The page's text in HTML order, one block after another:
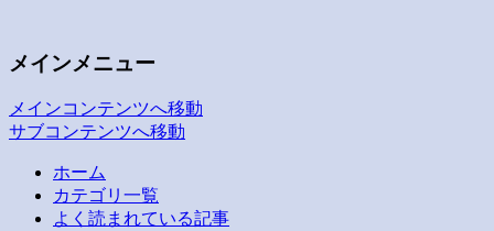
いつも空が見えるから
子どもの疲労と発達・愛着
メインメニュー
メインコンテンツへ移動
サブコンテンツへ移動
ホーム
カテゴリ一覧
よく読まれている記事